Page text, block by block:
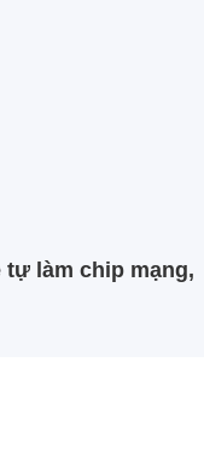
tự làm chip mạng,